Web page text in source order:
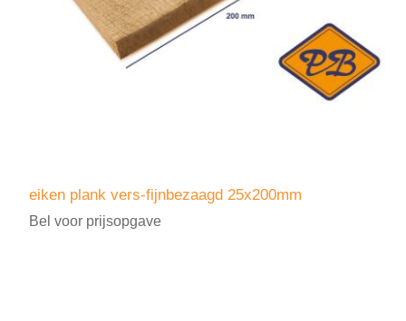
eiken plank vers-fijnbezaagd 25x200mm
Bel voor prijsopgave